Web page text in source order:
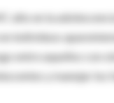
alto en la
individuos
entre aquellos con
y manejar